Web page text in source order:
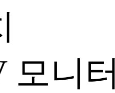
모니